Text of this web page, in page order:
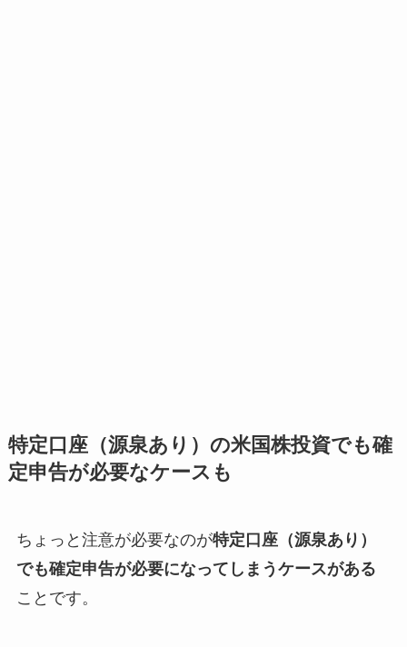
特定口座（源泉あり）の米国株投資でも確
定申告が必要なケースも
ちょっと注意が必要なのが特定口座（源泉あり）
でも確定申告が必要になってしまうケースがある
ことです。